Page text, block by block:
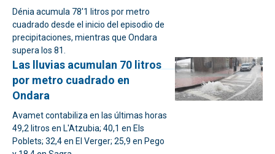
Dénia acumula 78'1 litros por metro
cuadrado desde el inicio del episodio de
precipitaciones, mientras que Ondara
supera los 81.
Las lluvias acumulan 70 litros
por metro cuadrado en
Ondara
Avamet contabiliza en las últimas horas
49,2 litros en L'Atzubia; 40,1 en Els
Poblets; 32,4 en El Verger; 25,9 en Pego